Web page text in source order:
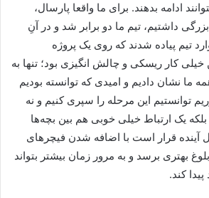
ادامه بدهند. برای ما واقعا پارسال،
داشتیم، تیم ما دو برابر شد و در آنِ
وارد تیم پیاده شدند که روی یک پروژه
خیلی کار ریسکی و چالش انگیزی بود؛ تنها به
ما نشان دادیم و امیدی که توانسته بودیم
توانستیم این مرحله را سپری کنیم و نه
یک ارتباط خیلی خوبی هم بین بچه‌ها
قرار است با اضافه شدن فیچرهای
بهتری برسد و به مرور زمان بیشتر بتواند
کند.